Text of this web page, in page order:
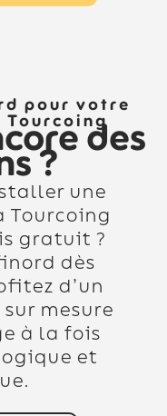
pour votre
Tourcoingdes
?
une
Tourcoing
gratuit ?
dès
d’un
mesure
à la fois
et